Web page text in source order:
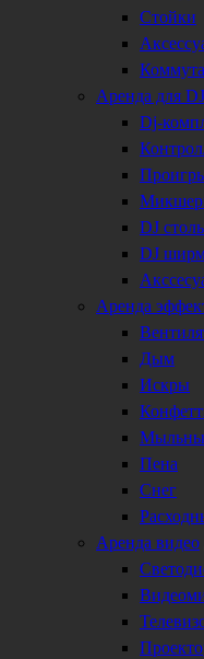
Стойки
Аренда для DJ
Dj-
DJ
DJ
Аренда
Дым
Искры
Пена
Снег
Аренда видео